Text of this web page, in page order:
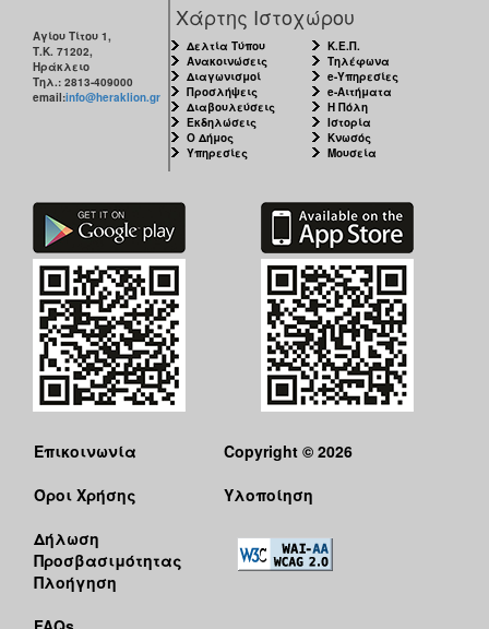
Αγίου Τίτου 1,
Τ.Κ. 71202,
Ηράκλειο
Τηλ.: 2813-409000
email:info@heraklion.gr
Χάρτης Ιστοχώρου
Δελτία Τύπου
Ανακοινώσεις
Διαγωνισμοί
Προσλήψεις
Διαβουλεύσεις
Εκδηλώσεις
Ο Δήμος
Υπηρεσίες
Κ.Ε.Π.
Τηλέφωνα
e-Υπηρεσίες
e-Αιτήματα
Η Πόλη
Ιστορία
Κνωσός
Μουσεία
Επικοινωνία
Όροι Χρήσης
Δήλωση
Προσβασιμότητας
Πλοήγηση
Copyright © 2026
Υλοποίηση